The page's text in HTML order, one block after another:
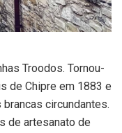
Troodos. Tornou-
de Chipre em 1883 e
circundantes.
de artesanato de